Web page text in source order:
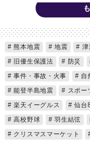
熊本地震 地震 津
旧優生保護法
防災
事件・事故・火事
自
能登半島地震
スポー
楽天イーグルス
仙台
高校野球
羽生結弦
クリスマスマーケット